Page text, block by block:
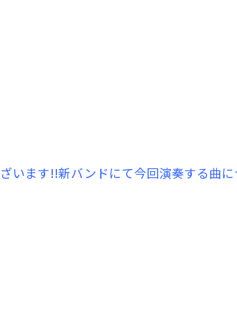
ます!!新バンドにて今回演奏する曲